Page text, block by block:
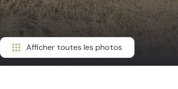
Afficher toutes les photos